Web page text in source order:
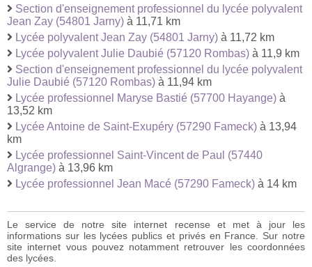
Section d'enseignement professionnel du lycée polyvalent
Jean Zay (54801 Jarny) à 11,71 km
Lycée polyvalent Jean Zay (54801 Jarny) à 11,72 km
Lycée polyvalent Julie Daubié (57120 Rombas) à 11,9 km
Section d'enseignement professionnel du lycée polyvalent
Julie Daubié (57120 Rombas) à 11,94 km
Lycée professionnel Maryse Bastié (57700 Hayange) à
13,52 km
Lycée Antoine de Saint-Exupéry (57290 Fameck) à 13,94
km
Lycée professionnel Saint-Vincent de Paul (57440
Algrange) à 13,96 km
Lycée professionnel Jean Macé (57290 Fameck) à 14 km
Le service de notre site internet recense et met à jour les
informations sur les lycées publics et privés en France. Sur notre
site internet vous pouvez notamment retrouver les coordonnées
des lycées.